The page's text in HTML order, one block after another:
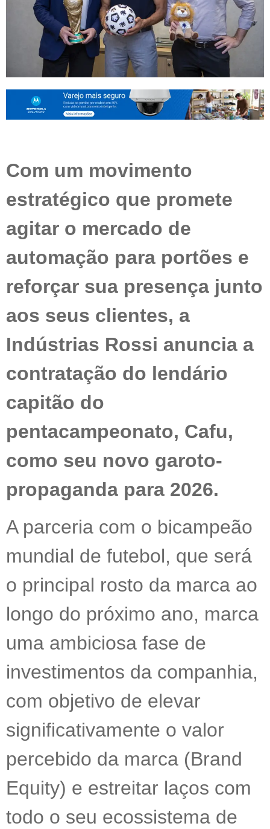
Com um movimento
estratégico que promete
agitar o mercado de
automação para portões e
reforçar sua presença junto
aos seus clientes, a
Indústrias Rossi anuncia a
contratação do lendário
capitão do
pentacampeonato, Cafu,
como seu novo garoto-
propaganda para 2026.
A parceria com o bicampeão
mundial de futebol, que será
o principal rosto da marca ao
longo do próximo ano, marca
uma ambiciosa fase de
investimentos da companhia,
com objetivo de elevar
significativamente o valor
percebido da marca (Brand
Equity) e estreitar laços com
todo o seu ecossistema de